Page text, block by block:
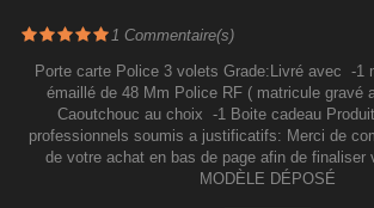
1 Commentaire(s)
Porte carte Police 3 volets Grade:Livré avec -1
émaillé de 48 Mm Police RF ( matricule gravé
Caoutchouc au choix -1 Boite cadeau
professionnels soumis a justificatifs: Merci de
de votre achat en bas de page afin de finaliser
MODÈLE DÉPOSÉ